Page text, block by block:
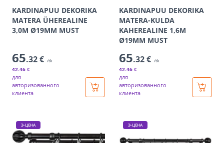
KARDINAPUU DEKORIKA
MATERA ÜHEREALINE
3,0M Ø19MM MUST
65.32 € /tk
42.46 €
для
авторизованного
клиента
KARDINAPUU DEKORIKA
MATERA-KULDA
KAHEREALINE 1,6M
Ø19MM MUST
65.32 € /tk
42.46 €
для
авторизованного
клиента
Э-ЦЕНА Э-ЦЕНА